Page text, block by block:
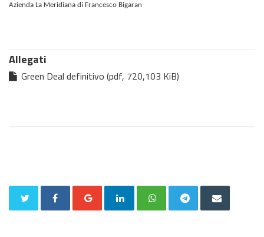
Azienda La Meridiana di Francesco Bigaran
Allegati
Green Deal definitivo (pdf, 720,103 KiB)